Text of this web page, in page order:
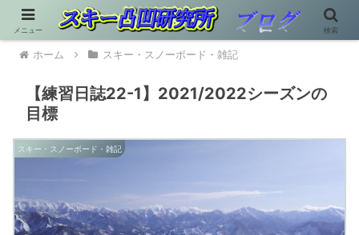
ホーム スキー・スノーボード・雑記
【練習日誌22-1】2021/2022シーズンの
目標
スキー・スノーボード・雑記
メニュー 検索